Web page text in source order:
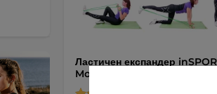
Ластичен експандер
Morpo Roll 30 Light